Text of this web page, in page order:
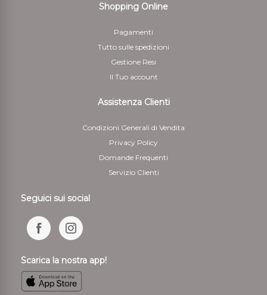
Shopping Online
Pagamenti
Tutto sulle spedizioni
Gestione Resi
Il Tuo account
Assistenza Clienti
Condizioni Generali di Vendita
Privacy Policy
Domande Frequenti
Servizio Clienti
Seguici sui social
Scarica la nostra app!